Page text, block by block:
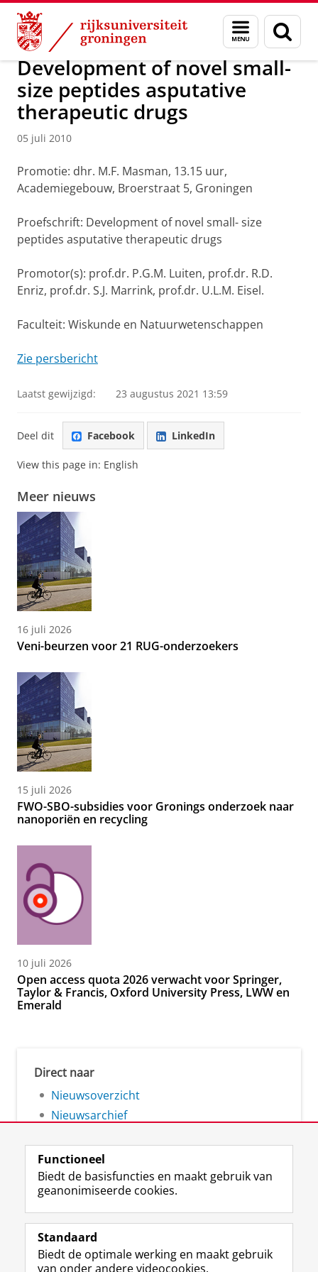
Skip
Content
Skip
Navigation
Menu
en
zoeken
Over ons Actueel Nieuws Nieuwsberichten
Development of novel small-
size peptides asputative
therapeutic drugs
05 juli 2010
Promotie: dhr. M.F. Masman, 13.15 uur,
Academiegebouw, Broerstraat 5, Groningen
Proefschrift: Development of novel small- size
peptides asputative therapeutic drugs
Promotor(s): prof.dr. P.G.M. Luiten, prof.dr. R.D.
Enriz, prof.dr. S.J. Marrink, prof.dr. U.L.M. Eisel.
Faculteit: Wiskunde en Natuurwetenschappen
Zie persbericht
Laatst gewijzigd: 23 augustus 2021 13:59
Deel dit Facebook LinkedIn
View this page in: English
Meer nieuws
16 juli 2026
Veni-beurzen voor 21 RUG-onderzoekers
15 juli 2026
FWO-SBO-subsidies voor Gronings onderzoek naar
nanoporiën en recycling
10 juli 2026
Open access quota 2026 verwacht voor Springer,
Taylor & Francis, Oxford University Press, LWW en
Emerald
Direct naar
Nieuwsoverzicht
Nieuwsarchief
Volg de RUG
F
a
e
L
i
k
R
S
-
I
n
t
Y
o
T
Studiekiezers
Functioneel
Biedt de basisfuncties en maakt gebruik van
geanonimiseerde cookies.
Standaard
Biedt de optimale werking en maakt gebruik
van onder andere videocookies.